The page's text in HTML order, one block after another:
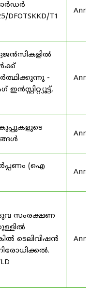
DFOTSKKD/T1
-
ഇൻസ്റ്റിറ്റ്യൂട്ട്,
(ഐ
സംരക്ഷണ
ടെലിവിഷൻ